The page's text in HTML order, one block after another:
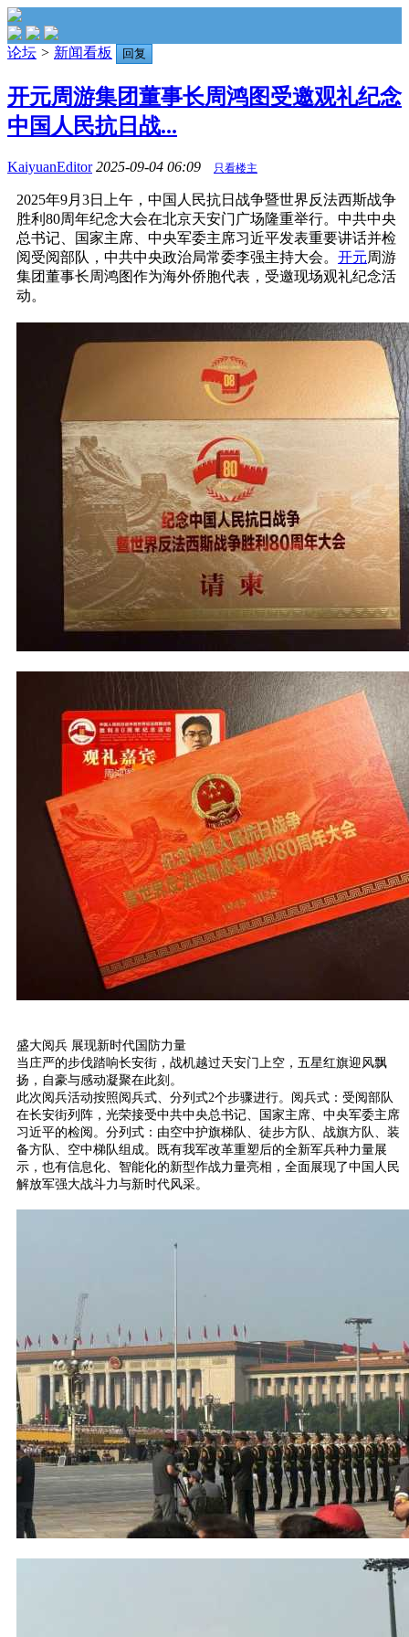
论坛 > 新闻看板 回复
开元周游集团董事长周鸿图受邀观礼纪念
中国人民抗日战...
KaiyuanEditor 2025-09-04 06:09 只看楼主
2025年9月3日上午，中国人民抗日战争暨世界反法西斯战争
胜利80周年纪念大会在北京天安门广场隆重举行。中共中央
总书记、国家主席、中央军委主席习近平发表重要讲话并检
阅受阅部队，中共中央政治局常委李强主持大会。 开元周游
集团董事长周鸿图作为海外侨胞代表，受邀现场观礼纪念活
动。
盛大阅兵 展现新时代国防力量
当庄严的步伐踏响长安街，战机越过天安门上空，五星红旗迎风飘
扬，自豪与感动凝聚在此刻。
此次阅兵活动按照阅兵式、分列式2个步骤进行。阅兵式：受阅部队
在长安街列阵，光荣接受中共中央总书记、国家主席、中央军委主席
习近平的检阅。分列式：由空中护旗梯队、徒步方队、战旗方队、装
备方队、空中梯队组成。既有我军改革重塑后的全新军兵种力量展
示，也有信息化、智能化的新型作战力量亮相，全面展现了中国人民
解放军强大战斗力与新时代风采。